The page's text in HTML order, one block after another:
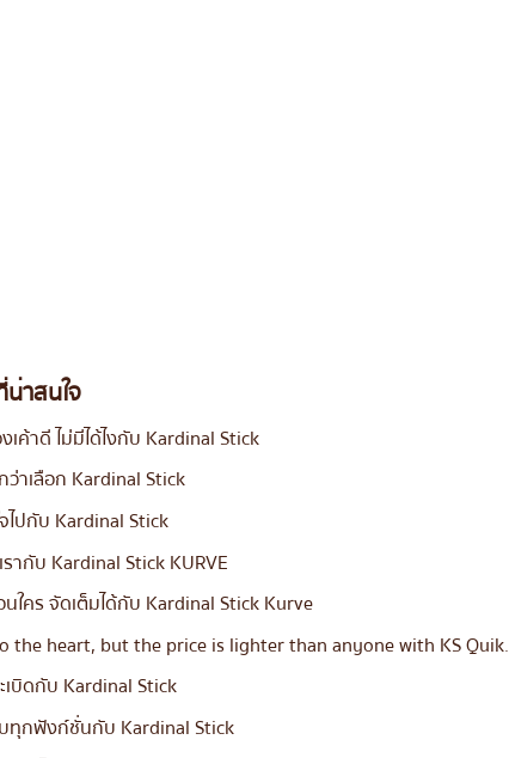
าสนใจ
ค้าดี ไม่มีได้ไงกับ Kardinal Stick
าเลือก Kardinal Stick
ไปกับ Kardinal Stick
รากับ Kardinal Stick KURVE
นใคร จัดเต็มได้กับ Kardinal Stick Kurve
the heart, but the price is lighter than anyone with KS Quik.
เบิดกับ Kardinal Stick
ทุกฟังก์ชั่นกับ Kardinal Stick